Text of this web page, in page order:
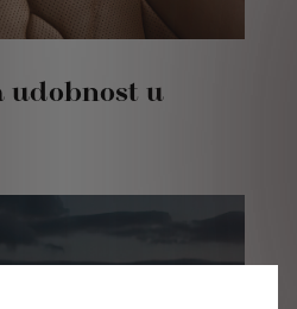
udobnost u